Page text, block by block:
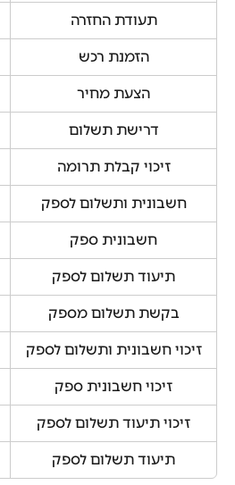
תעודת החזרה
הזמנת רכש
הצעת מחיר
דרישת תשלום
זיכוי קבלת תרומה
חשבונית ותשלום לספק
חשבונית ספק
תיעוד תשלום לספק
בקשת תשלום מספק
זיכוי חשבונית ותשלום לספק
זיכוי חשבונית ספק
זיכוי תיעוד תשלום לספק
תיעוד תשלום לספק